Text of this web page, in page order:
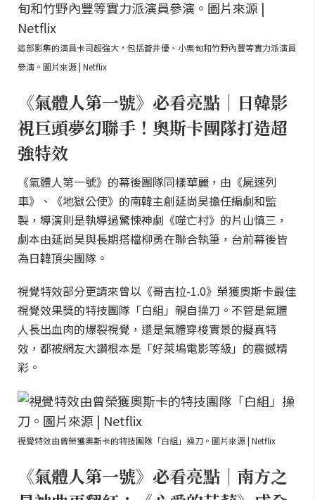
這部影集的演員卡司超強大，包括蒼井優、小栗旬和竹野內豐等實力派演員
參演。圖片來源 | Netflix
《氣體人第一號》必看亮點｜日韓影
視巨頭夢幻聯手！奧斯卡團隊打造超
強特效
《氣體人第一號》的幕後團隊同樣華麗，由《屍速列
車》、《地獄公使》的南韓主創延尚昊擔任編劇和監
製，導演則是執導過驚悚神劇《噬亡村》的片山慎三，
劇本由延尚昊與長期搭檔柳勇在聯合執筆，台前幕後皆
為日韓頂尖團隊。
視覺特效部分更請來曾以《哥吉拉-1.0》榮獲奧斯卡最佳
視覺效果獎的特技團隊「白組」親自操刀。不管是氣體
人長出血肉的爆裂視覺，還是氣體穿梭實景的擬真特
效，都被網友大讚根本是「好萊塢電影等級」的震撼精
彩。
視覺特效由曾榮獲奧斯卡的特技團隊「白組」操刀。圖片來源 | Netflix
《氣體人第一號》必看亮點｜南方之